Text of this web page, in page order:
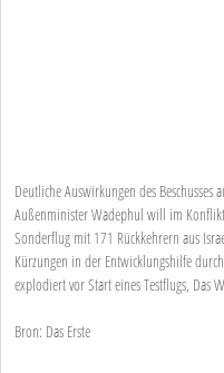
Deutliche Auswirkungen des
Außenminister Wadephul will im
Sonderflug mit 171 Rückkehrern aus
Kürzungen in der Entwicklungshilfe
explodiert vor Start eines Testflugs, Das
Bron: Das Erste